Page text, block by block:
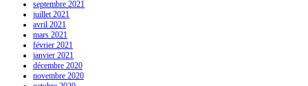
septembre 2021
juillet 2021
avril 2021
mars 2021
février 2021
janvier 2021
décembre 2020
novembre 2020